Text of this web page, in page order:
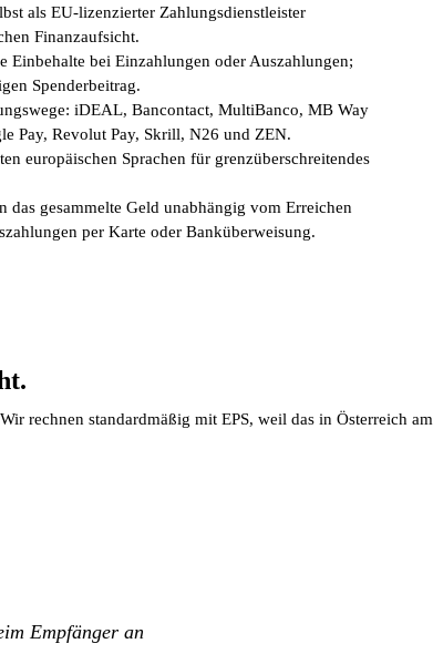
als EU-lizenzierter Zahlungsdienstleister
Finanzaufsicht.
Einbehalte bei Einzahlungen oder Auszahlungen;
Spenderbeitrag.
iDEAL, Bancontact, MultiBanco, MB Way
Pay, Revolut Pay, Skrill, N26 und ZEN.
europäischen Sprachen für grenzüberschreitendes
das gesammelte Geld unabhängig vom Erreichen
per Karte oder Banküberweisung.
rechnen standardmäßig mit EPS, weil das in Österreich am
Empfänger an